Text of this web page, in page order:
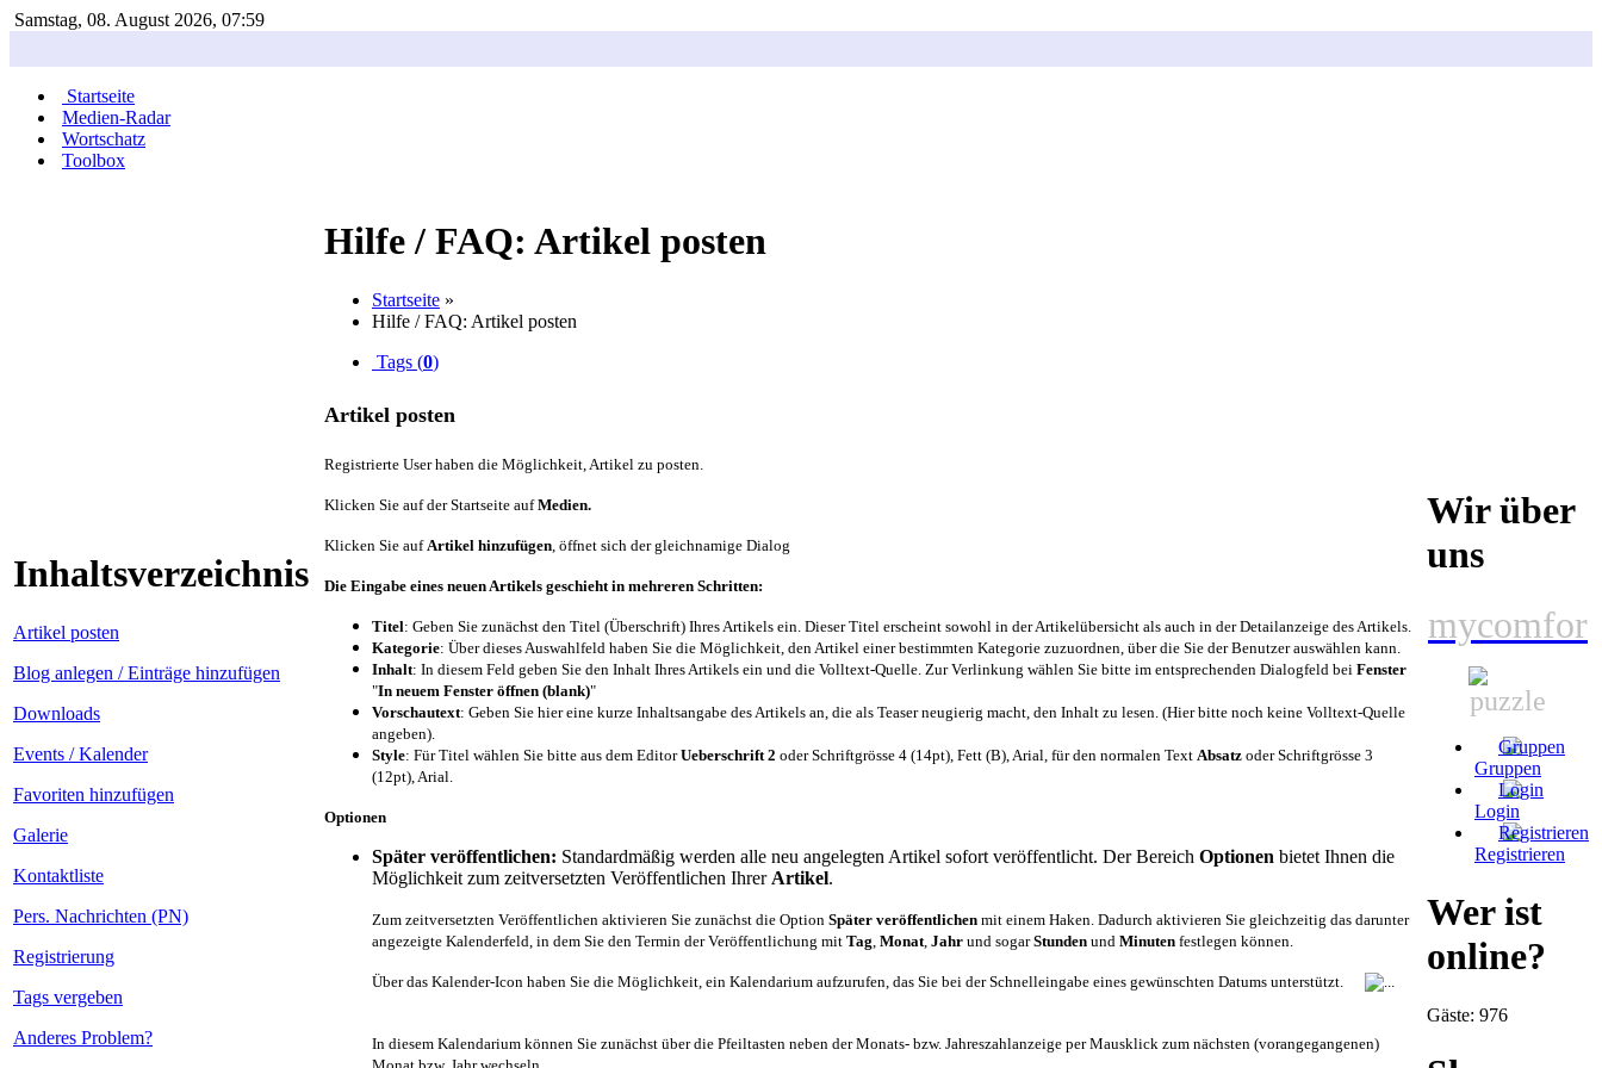
Samstag, 08. August 2026, 07:59
Startseite
Medien-Radar
Wortschatz
Toolbox
Inhaltsverzeichnis
Artikel posten
Blog anlegen / Einträge hinzufügen
Downloads
Events / Kalender
Favoriten hinzufügen
Galerie
Kontaktliste
Pers. Nachrichten (PN)
Registrierung
Tags vergeben
Anderes Problem?
Hilfe / FAQ: Artikel posten
Startseite »
Hilfe / FAQ: Artikel posten
Tags (0)
Artikel posten
Registrierte User haben die Möglichkeit, Artikel zu posten.
Klicken Sie auf der Startseite aufMedien.
Klicken Sie auf Artikel hinzufügen , öffnet sich der gleichnamige Dialog
Die Eingabe eines neuen Artikels geschieht in mehreren Schritten:
Titel: Geben Sie zunächst den Titel (Überschrift) Ihres Artikels ein. Dieser Titel erscheint sowohl in der Artikelübersicht als auch in der Detailanzeige des Artikels.
Kategorie: Über dieses Auswahlfeld haben Sie die Möglichkeit, den Artikel einer bestimmten Kategorie zuzuordnen, über die Sie der Benutzer auswählen kann.
Inhalt: In diesem Feld geben Sie den Inhalt Ihres Artikels ein und die Volltext-Quelle. Zur Verlinkung wählen Sie bitte im entsprechenden Dialogfeld bei Fenster
"In neuem Fenster öffnen (blank)"
Vorschautext: Geben Sie hier eine kurze Inhaltsangabe des Artikels an, die als Teaser neugierig macht, den Inhalt zu lesen. (Hier bitte noch keine Volltext-Quelle
angeben).
Style: Für Titel wählen Sie bitte aus dem EditorUeberschrift 2 oder Schriftgrösse 4 (14pt), Fett (B), Arial, für den normalen Text Absatz oder Schriftgrösse 3
(12pt), Arial.
Optionen
Später veröffentlichen: Standardmäßig werden alle neu angelegten Artikel sofort veröffentlicht. Der Bereich Optionen bietet Ihnen die
Möglichkeit zum zeitversetzten Veröffentlichen Ihrer Artikel.
Zum zeitversetzten Veröffentlichen aktivieren Sie zunächst die Option Später veröffentlichen mit einem Haken. Dadurch aktivieren Sie gleichzeitig das darunter
angezeigte Kalenderfeld, in dem Sie den Termin der Veröffentlichung mit Tag Monat Jahr und sogarStunden und Minuten festlegen können.
Über das Kalender-Icon haben Sie die Möglichkeit, ein Kalendarium aufzurufen, das Sie bei der Schnelleingabe eines gewünschten Datums unterstützt.
In diesem Kalendarium können Sie zunächst über die Pfeiltasten neben der Monats- bzw. Jahreszahlanzeige per Mausklick zum nächsten (vorangegangenen)
Wir über
uns
mycomfor
Gruppen
Login
Registrieren
Wer ist
online?
Gäste: 976